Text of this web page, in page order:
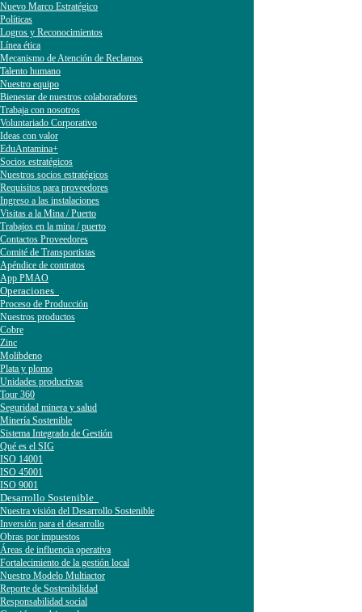
Nuevo Marco Estratégico
Políticas
Logros y Reconocimientos
Línea ética
Mecanismo de Atención de Reclamos
Talento humano
Nuestro equipo
Bienestar de nuestros colaboradores
Trabaja con nosotros
Voluntariado Corporativo
Ideas con valor
EduAntamina+
Socios estratégicos
Nuestros socios estratégicos
Requisitos para proveedores
Ingreso a las instalaciones
Visitas a la Mina / Puerto
Trabajos en la mina / puerto
Contactos Proveedores
Comité de Transportistas
Apéndice de contratos
App PMAO
Operaciones
Proceso de Producción
Nuestros productos
Cobre
Zinc
Molibdeno
Plata y plomo
Unidades productivas
Tour 360
Seguridad minera y salud
Minería Sostenible
Sistema Integrado de Gestión
Qué es el SIG
ISO 14001
ISO 45001
ISO 9001
Desarrollo Sostenible
Nuestra visión del Desarrollo Sostenible
Inversión para el desarrollo
Obras por impuestos
Áreas de influencia operativa
Fortalecimiento de la gestión local
Nuestro Modelo Multiactor
Reporte de Sostenibilidad
Responsabilidad social